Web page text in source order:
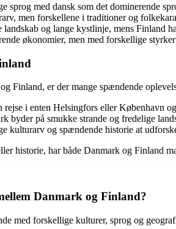
sprog med dansk som det dominerende
men forskellene i traditioner og
og lange kystlinje, mens Finland
økonomier, men med forskellige
Finland, er der mange spændende
rejse i enten Helsingfors eller København
byder på smukke strande og fredelige
kulturarv og spændende historie at
historie, har både Danmark og Finland
Danmark og Finland?
med forskellige kulturer, sprog og